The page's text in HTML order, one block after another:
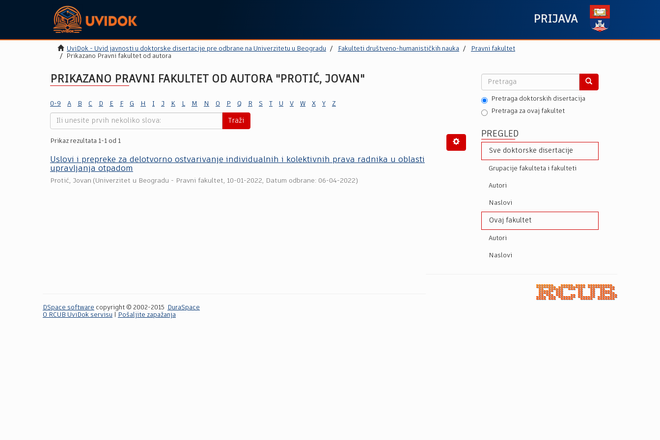
PRIJAVA
UviDok - Uvid javnosti u doktorske disertacije pre odbrane na Univerzitetu u Beogradu Fakulteti društveno-humanističkih nauka
Pravni fakultet
Prikazano Pravni fakultet od autora
PRIKAZANO PRAVNI FAKULTET OD AUTORA "PROTIĆ, JOVAN"
0-9 A B C D E F G H I J K L M N O P Q R S T U V W X Y Z
Traži
Prikaz rezultata 1-1 od 1
Uslovi i prepreke za delotvorno ostvarivanje individualnih i kolektivnih prava radnika u oblasti
upravljanja otpadom
Protić, Jovan (Univerzitet u Beogradu - Pravni fakultet, 10-01-2022, Datum odbrane: 06-04-2022)
Pretraga doktorskih disertacija
Pretraga za ovaj fakultet
PREGLED
Sve doktorske disertacije
Grupacije fakulteta i fakulteti
Autori
Naslovi
Ovaj fakultet
Autori
Naslovi
DSpace software copyright © 2002-2015
DuraSpace
O RCUB UviDok servisu
Pošaljite zapažanja